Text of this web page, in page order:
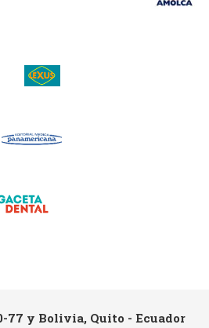
77 y Bolivia, Quito - Ecuador